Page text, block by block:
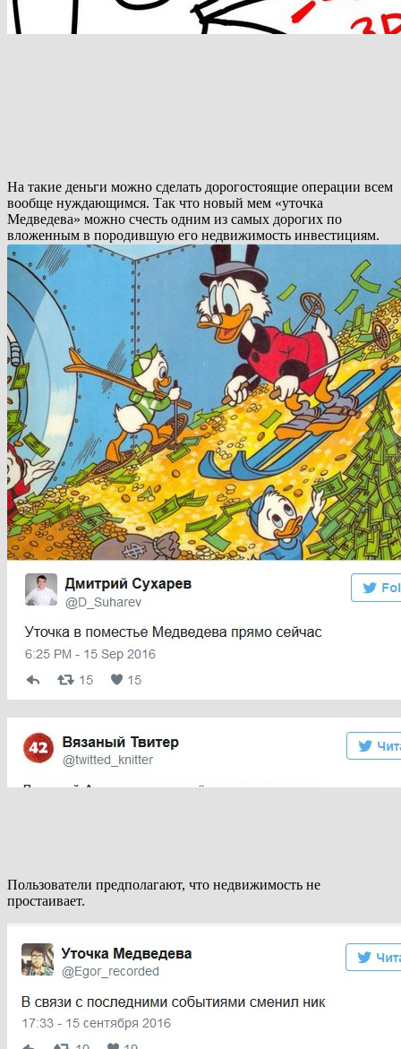
На такие деньги можно сделать дорогостоящие операции всем
вообще нуждающимся. Так что новый мем «уточка
Медведева» можно счесть одним из самых дорогих по
вложенным в породившую его недвижимость инвестициям.
Пользователи предполагают, что недвижимость не
простаивает.